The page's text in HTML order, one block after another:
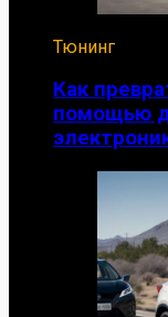
Тюнинг
Как
помощью